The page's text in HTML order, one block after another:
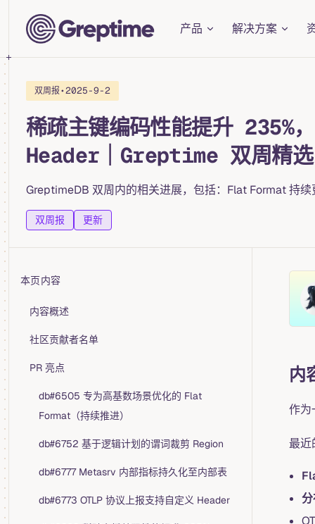
Skip to content
产品
解决方案
双周报•2025-9-2
稀疏主键编码性能提升
Header｜Greptime 双周精选
GreptimeDB 双周内的相关进展，包括：Flat Format 持
双周报 更新
本页内容
Table of Contents for current page
内容概述
社区贡献者名单
PR 亮点
db#6505 专为高基数场景优化的 Flat
Format（持续推进）
db#6752 基于逻辑计划的谓词裁剪 Region
db#6777 Metasrv 内部指标持久化至内部表
db#6773 OTLP 协议上报支持自定义 Header
内
作为
最近